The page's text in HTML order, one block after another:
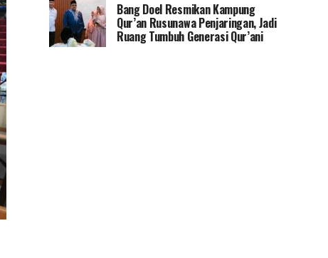
Bang Doel Resmikan Kampung
Qur’an Rusunawa Penjaringan, Jadi
Ruang Tumbuh Generasi Qur’ani